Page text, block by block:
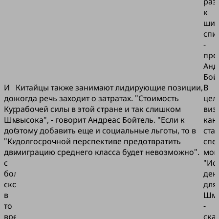
к
-
И
доктор
Курт
Шмальц
добавляет:
"Китай
движется
с
большой
скоростью,
в
то
время
Китайцы также занимают лидирующие позиции,
когда речь заходит о затратах. "Стоимость
рабочей силы в этой стране и так слишком
высока", - говорит Андреас Бойтель. "Если к
этому добавить еще и социальные льготы, то в
долгосрочной перспективе предотвратить
миграцию среднего класса будет невозможно".
В
стал
для
-